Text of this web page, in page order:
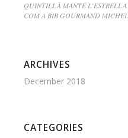
QUINTILLÀ MANTÉ
COM A BIB GOURMAND
ARCHIVES
December 2018
CATEGORIES